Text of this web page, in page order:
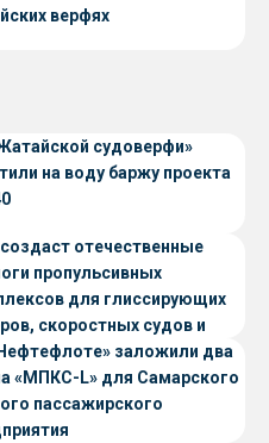
верфях
судоверфи»
на воду баржу проекта
отечественные
пропульсивных
для глиссирующих
скоростных судов и
с малой осадкойзаложили два
«МПКС-L» для Самарского
пассажирского